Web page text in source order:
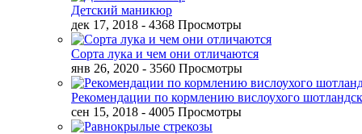
Детский маникюр
дек 17, 2018 - 4368 Просмотры
Сорта лука и чем они отличаются
янв 26, 2020 - 3560 Просмотры
Рекомендации по кормлению вислоухого
сен 15, 2018 - 4005 Просмотры